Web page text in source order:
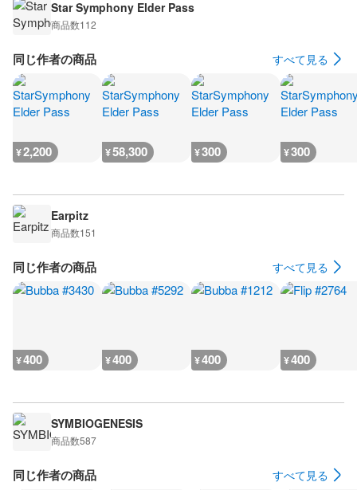
Star Symphony Elder Pass
商品数112
同じ作者の商品 すべて見る
¥2,200 ¥58,300 ¥300 ¥300
Earpitz
商品数151
同じ作者の商品 すべて見る
¥400 ¥400 ¥400 ¥400
SYMBIOGENESIS
商品数587
同じ作者の商品 すべて見る